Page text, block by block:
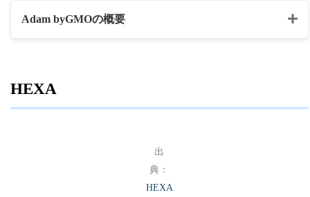
Adam byGMOの概要
・トレーディングカード
・ゲーム内アイテム
HEXA
出
典：
HEXA